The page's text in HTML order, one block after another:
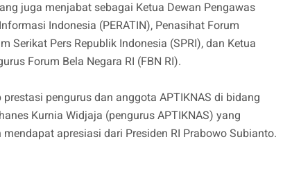
juga menjabat sebagai Ketua Dewan Pengawas
Indonesia (PERATIN), Penasihat Forum
Serikat Pers Republik Indonesia (SPRI), dan Ketua
Forum Bela Negara RI (FBN RI).
pengurus dan anggota APTIKNAS di bidang
Kurnia Widjaja (pengurus APTIKNAS) yang
apresiasi dari Presiden RI Prabowo Subianto.